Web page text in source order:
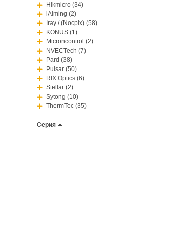
Hikmicro (34)
iAiming (2)
Iray / (Nocpix) (58)
KONUS (1)
Microncontrol (2)
NVECTech (7)
Pard (38)
Pulsar (50)
RIX Optics (6)
Stellar (2)
Sytong (10)
ThermTec (35)
Серия